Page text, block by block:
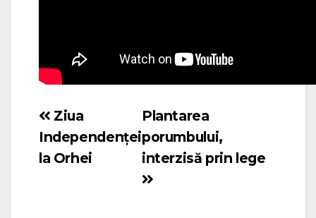
Navigare
în
Plantarea
porumbului,
interzisă prin lege
Ziua
Independenței
la Orhei